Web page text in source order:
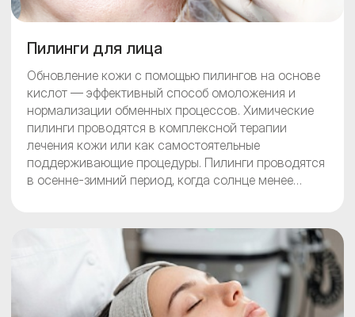
Пилинги для лица
Обновление кожи с помощью пилингов на основе
кислот — эффективный способ омоложения и
нормализации обменных процессов. Химические
пилинги проводятся в комплексной терапии
лечения кожи или как самостоятельные
поддерживающие процедуры. Пилинги проводятся
в осенне-зимний период, когда солнце менее